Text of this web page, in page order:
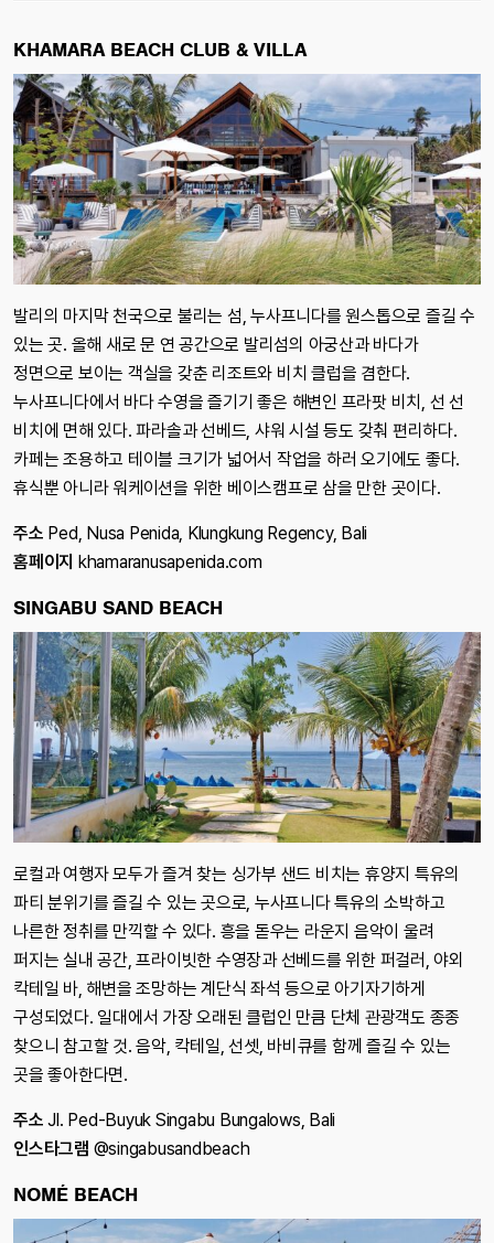
KHAMARA BEACH CLUB & VILLA
발리의 마지막 천국으로 불리는 섬, 누사프니다를 원스톱으로 즐길 수
있는 곳. 올해 새로 문 연 공간으로 발리섬의 아궁산과 바다가
정면으로 보이는 객실을 갖춘 리조트와 비치 클럽을 겸한다.
누사프니다에서 바다 수영을 즐기기 좋은 해변인 프라팟 비치, 선 선
비치에 면해 있다. 파라솔과 선베드, 샤워 시설 등도 갖춰 편리하다.
카페는 조용하고 테이블 크기가 넓어서 작업을 하러 오기에도 좋다.
휴식뿐 아니라 워케이션을 위한 베이스캠프로 삼을 만한 곳이다.
주소 Ped, Nusa Penida, Klungkung Regency, Bali
홈페이지 khamaranusapenida.com
SINGABU SAND BEACH
로컬과 여행자 모두가 즐겨 찾는 싱가부 샌드 비치는 휴양지 특유의
파티 분위기를 즐길 수 있는 곳으로, 누사프니다 특유의 소박하고
나른한 정취를 만끽할 수 있다. 흥을 돋우는 라운지 음악이 울려
퍼지는 실내 공간, 프라이빗한 수영장과 선베드를 위한 퍼걸러, 야외
칵테일 바, 해변을 조망하는 계단식 좌석 등으로 아기자기하게
구성되었다. 일대에서 가장 오래된 클럽인 만큼 단체 관광객도 종종
찾으니 참고할 것. 음악, 칵테일, 선셋, 바비큐를 함께 즐길 수 있는
곳을 좋아한다면.
주소 Jl. Ped-Buyuk Singabu Bungalows, Bali
인스타그램 @singabusandbeach
NOMÉ BEACH